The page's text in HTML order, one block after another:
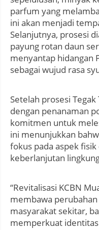
parfum yang
ini akan menjadi
Selanjutnya, prosesi
payung rotan daun
menyantap hidangan
sebagai wujud rasa
Setelah prosesi
dengan penanaman
komitmen untuk
ini menunjukkan
fokus pada aspek
keberlanjutan
“Revitalisasi KCBN
membawa
masyarakat sekitar,
memperkuat